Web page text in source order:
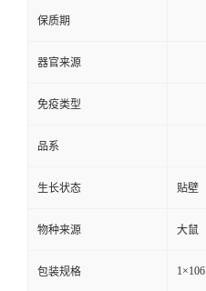
保质期
器官来源
免疫类型
品系
生长状态 贴壁
物种来源 大鼠
包装规格 1×106